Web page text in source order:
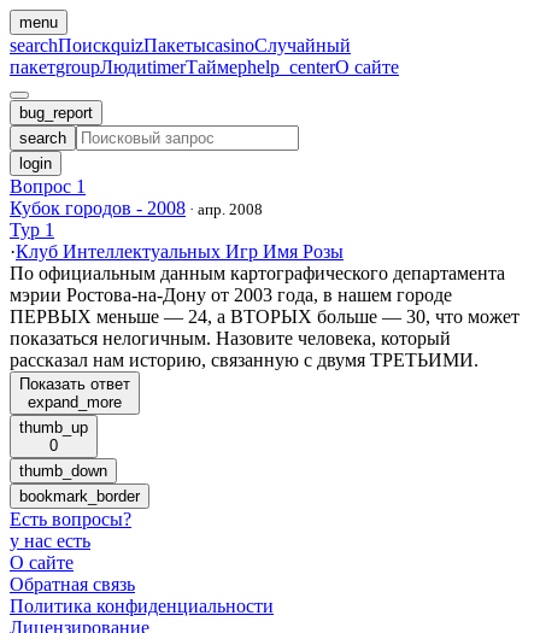
menu
searchПоискquizПакетыcasinoСлучайный
пакетgroupЛюдиtimerТаймерhelp_centerО сайте
bug_report
search
login
Вопрос 1
Кубок городов - 2008 · апр. 2008
Тур 1
·Клуб Интеллектуальных Игр Имя Розы
По официальным данным картографического департамента
мэрии Ростова-на-Дону от 2003 года, в нашем городе
ПЕРВЫХ меньше — 24, а ВТОРЫХ больше — 30, что может
показаться нелогичным. Назовите человека, который
рассказал нам историю, связанную с двумя ТРЕТЬИМИ.
Показать ответ
expand_more
thumb_up
0
thumb_down
bookmark_border
Есть вопросы?
у нас есть
О сайте
Обратная связь
Политика конфиденциальности
Лицензирование